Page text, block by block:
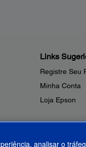
Links
Registre Seu
Minha Conta
Loja Epson
analisar o